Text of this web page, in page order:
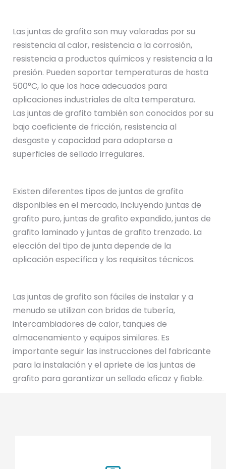
Las juntas de grafito son muy valoradas por su
resistencia al calor, resistencia a la corrosión,
resistencia a productos químicos y resistencia a la
presión. Pueden soportar temperaturas de hasta
500°C, lo que los hace adecuados para
aplicaciones industriales de alta temperatura.
Las juntas de grafito también son conocidos por su
bajo coeficiente de fricción, resistencia al
desgaste y capacidad para adaptarse a
superficies de sellado irregulares.
Existen diferentes tipos de juntas de grafito
disponibles en el mercado, incluyendo juntas de
grafito puro, juntas de grafito expandido, juntas de
grafito laminado y juntas de grafito trenzado. La
elección del tipo de junta depende de la
aplicación específica y los requisitos técnicos.
Las juntas de grafito son fáciles de instalar y a
menudo se utilizan con bridas de tubería,
intercambiadores de calor, tanques de
almacenamiento y equipos similares. Es
importante seguir las instrucciones del fabricante
para la instalación y el apriete de las juntas de
grafito para garantizar un sellado eficaz y fiable.